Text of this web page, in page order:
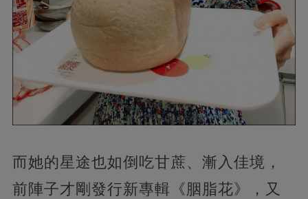
而她的星途也如倒吃甘蔗、漸入佳境，
前陣子才剛發行新專輯《胭脂花》，又